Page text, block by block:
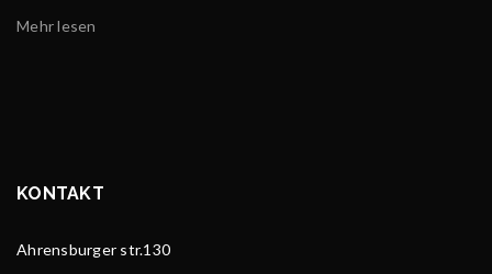
Mehr lesen
KONTAKT
Ahrensburger str.130